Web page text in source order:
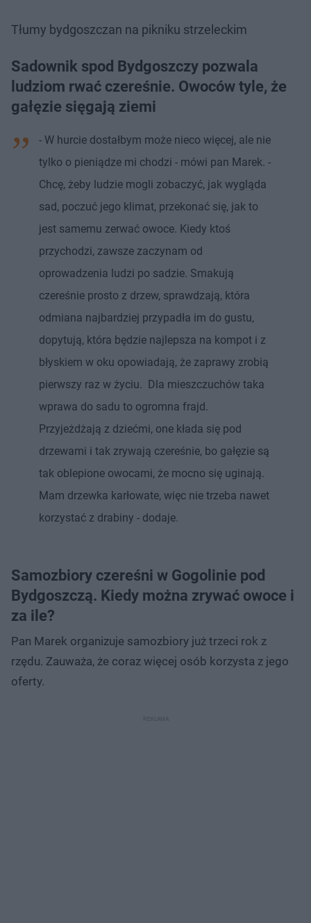
Tłumy bydgoszczan na pikniku strzeleckim
Sadownik spod Bydgoszczy pozwala
ludziom rwać czereśnie. Owoców tyle, że
gałęzie sięgają ziemi
- W hurcie dostałbym może nieco więcej, ale nie
tylko o pieniądze mi chodzi - mówi pan Marek. -
Chcę, żeby ludzie mogli zobaczyć, jak wygląda
sad, poczuć jego klimat, przekonać się, jak to
jest samemu zerwać owoce. Kiedy ktoś
przychodzi, zawsze zaczynam od
oprowadzenia ludzi po sadzie. Smakują
czereśnie prosto z drzew, sprawdzają, która
odmiana najbardziej przypadła im do gustu,
dopytują, która będzie najlepsza na kompot i z
błyskiem w oku opowiadają, że zaprawy zrobią
pierwszy raz w życiu. Dla mieszczuchów taka
wprawa do sadu to ogromna frajd.
Przyjeżdżają z dziećmi, one kłada się pod
drzewami i tak zrywają czereśnie, bo gałęzie są
tak oblepione owocami, że mocno się uginają.
Mam drzewka karłowate, więc nie trzeba nawet
korzystać z drabiny - dodaje.
Samozbiory czereśni w Gogolinie pod
Bydgoszczą. Kiedy można zrywać owoce i
za ile?
Pan Marek organizuje samozbiory już trzeci rok z
rzędu. Zauważa, że coraz więcej osób korzysta z jego
oferty.